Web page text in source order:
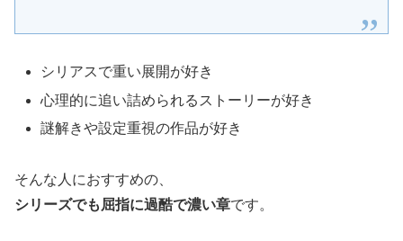
シリアスで重い展開が好き
心理的に追い詰められるストーリーが好き
謎解きや設定重視の作品が好き
そんな人におすすめの、
シリーズでも屈指に過酷で濃い章です。